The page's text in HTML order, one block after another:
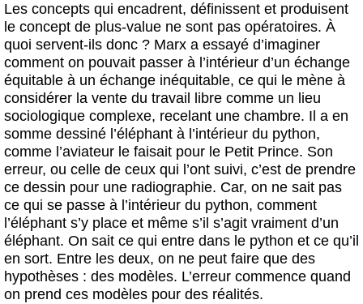
Les concepts qui encadrent, définissent et produisent
le concept de plus-value ne sont pas opératoires. À
quoi servent-ils donc ? Marx a essayé d’imaginer
comment on pouvait passer à l’intérieur d’un échange
équitable à un échange inéquitable, ce qui le mène à
considérer la vente du travail libre comme un lieu
sociologique complexe, recelant une chambre. Il a en
somme dessiné l’éléphant à l’intérieur du python,
comme l’aviateur le faisait pour le Petit Prince. Son
erreur, ou celle de ceux qui l’ont suivi, c’est de prendre
ce dessin pour une radiographie. Car, on ne sait pas
ce qui se passe à l’intérieur du python, comment
l’éléphant s’y place et même s’il s’agit vraiment d’un
éléphant. On sait ce qui entre dans le python et ce qu’il
en sort. Entre les deux, on ne peut faire que des
hypothèses : des modèles. L’erreur commence quand
on prend ces modèles pour des réalités.